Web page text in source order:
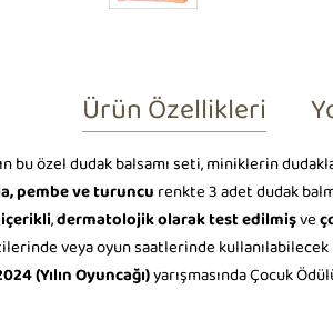
Ürün Özellikleri
bu özel dudak balsamı seti, miniklerin
pembe ve turuncurenkte 3 adet dudak
,dermatolojik olarak test edilmişve
veya oyun saatlerinde
(Yılın Oyuncağı)yarışmasında Çocuk